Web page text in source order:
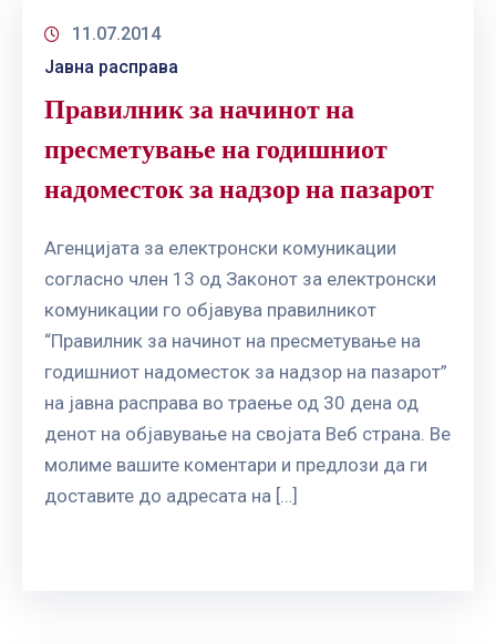
11.07.2014
Јавна расправа
Правилник за начинот на
пресметување на годишниот
надоместок за надзор на пазарот
Агенцијата за електронски комуникации
согласно член 13 од Законот за електронски
комуникации го објавува правилникот
“Правилник за начинот на пресметување на
годишниот надоместок за надзор на пазарот”
на јавна расправа во траење од 30 дена од
денот на објавување на својата Веб страна. Ве
молиме вашите коментари и предлози да ги
доставите до адресата на […]